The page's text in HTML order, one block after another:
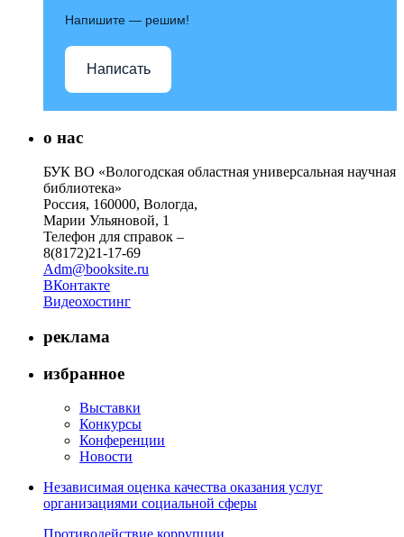
Напишите — решим!
Написать
о нас
БУК ВО «Вологодская областная универсальная научная
библиотека»
Россия, 160000, Вологда,
Марии Ульяновой, 1
Телефон для справок –
8(8172)21-17-69
Adm@booksite.ru
ВКонтакте
Видеохостинг
реклама
избранное
Выставки
Конкурсы
Конференции
Новости
Независимая оценка качества оказания услуг
организациями социальной сферы